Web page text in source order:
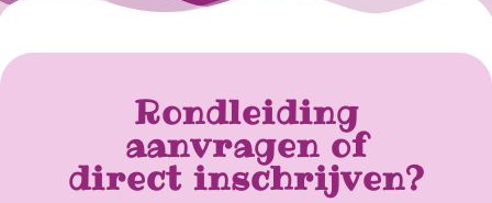
Rondleiding
aanvragen of
direct inschrijven?